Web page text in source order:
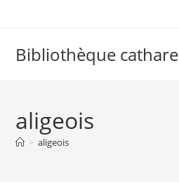
Bibliothèque cathare
aligeois
> aligeois